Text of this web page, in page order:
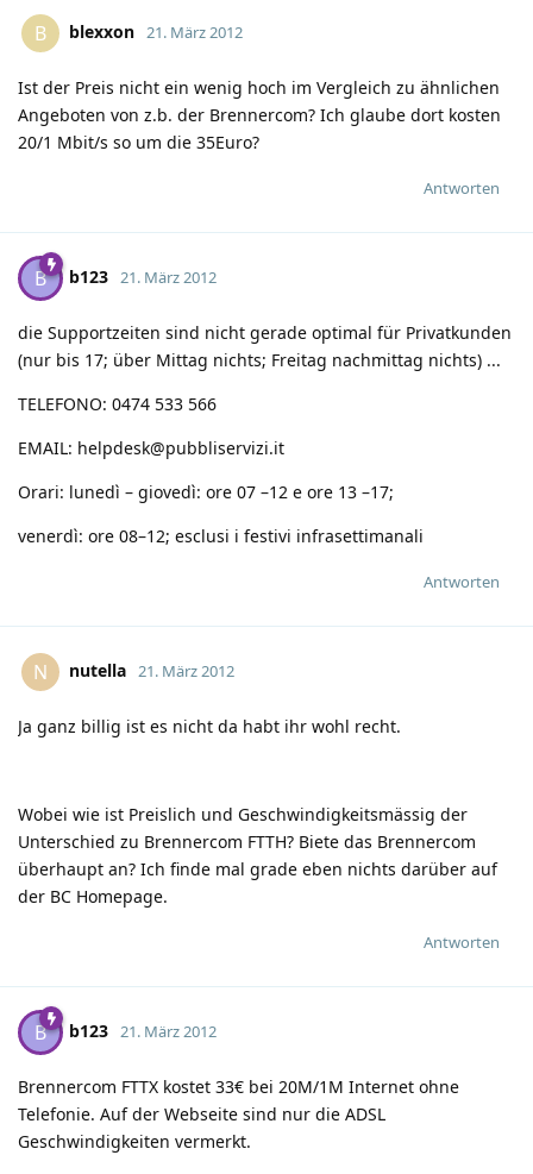
B blexxon 21. März 2012
Ist der Preis nicht ein wenig hoch im Vergleich zu ähnlichen
Angeboten von z.b. der Brennercom? Ich glaube dort kosten
20/1 Mbit/s so um die 35Euro?
Antworten
B b123 21. März 2012
die Supportzeiten sind nicht gerade optimal für Privatkunden
(nur bis 17; über Mittag nichts; Freitag nachmittag nichts) ...
TELEFONO: 0474 533 566
EMAIL: helpdesk@pubbliservizi.it
Orari: lunedì – giovedì: ore 07 –12 e ore 13 –17;
venerdì: ore 08–12; esclusi i festivi infrasettimanali
Antworten
N nutella 21. März 2012
Ja ganz billig ist es nicht da habt ihr wohl recht.
Wobei wie ist Preislich und Geschwindigkeitsmässig der
Unterschied zu Brennercom FTTH? Biete das Brennercom
überhaupt an? Ich finde mal grade eben nichts darüber auf
der BC Homepage.
Antworten
B b123 21. März 2012
Brennercom FTTX kostet 33€ bei 20M/1M Internet ohne
Telefonie. Auf der Webseite sind nur die ADSL
Geschwindigkeiten vermerkt.